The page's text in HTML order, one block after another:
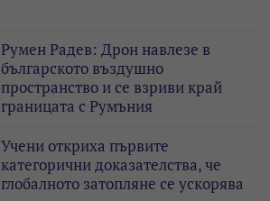
Румен Радев: Дрон навлезе в
българското въздушно
пространство и се взриви край
границата с Румъния
Учени откриха първите
категорични доказателства, че
глобалното затопляне се ускорява